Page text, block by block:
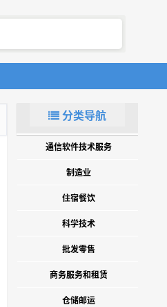
分类导航
通信软件技术服务
制造业
住宿餐饮
科学技术
批发零售
商务服务和租赁
仓储邮运